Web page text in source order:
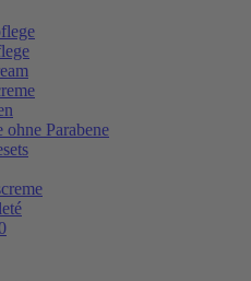
ohne Parabene